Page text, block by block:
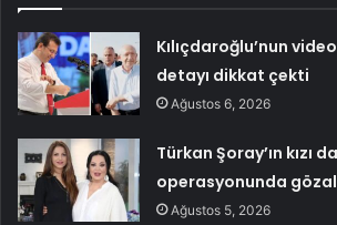
Kılıçdaroğlu’nun
detayı dikkat çekti
Ağustos 6, 2026
Türkan Şoray’ın kızı
operasyonunda
Ağustos 5, 2026